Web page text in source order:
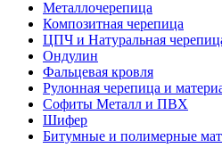
Металлочерепица
Композитная черепица
ЦПЧ и Натуральная
Ондулин
Фальцевая кровля
Рулонная черепица и
Софиты Металл и ПВХ
Шифер
Битумные и полимерные